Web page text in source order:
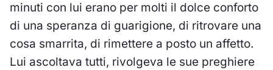
minuti con lui erano per molti il dolce conforto
di una speranza di guarigione, di ritrovare una
cosa smarrita, di rimettere a posto un affetto.
Lui ascoltava tutti, rivolgeva le sue preghiere